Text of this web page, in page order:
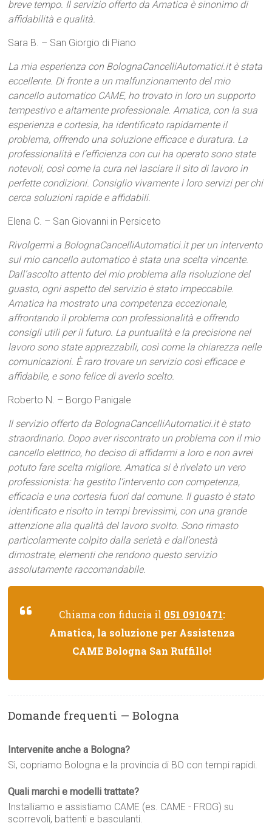
breve tempo. Il servizio offerto da Amatica è sinonimo di
affidabilità e qualità.
Sara B. – San Giorgio di Piano
La mia esperienza con BolognaCancelliAutomatici.it è stata
eccellente. Di fronte a un malfunzionamento del mio
cancello automatico CAME, ho trovato in loro un supporto
tempestivo e altamente professionale. Amatica, con la sua
esperienza e cortesia, ha identificato rapidamente il
problema, offrendo una soluzione efficace e duratura. La
professionalità e l’efficienza con cui ha operato sono state
notevoli, così come la cura nel lasciare il sito di lavoro in
perfette condizioni. Consiglio vivamente i loro servizi per chi
cerca soluzioni rapide e affidabili.
Elena C. – San Giovanni in Persiceto
Rivolgermi a BolognaCancelliAutomatici.it per un intervento
sul mio cancello automatico è stata una scelta vincente.
Dall’ascolto attento del mio problema alla risoluzione del
guasto, ogni aspetto del servizio è stato impeccabile.
Amatica ha mostrato una competenza eccezionale,
affrontando il problema con professionalità e offrendo
consigli utili per il futuro. La puntualità e la precisione nel
lavoro sono state apprezzabili, così come la chiarezza nelle
comunicazioni. È raro trovare un servizio così efficace e
affidabile, e sono felice di averlo scelto.
Roberto N. – Borgo Panigale
Il servizio offerto da BolognaCancelliAutomatici.it è stato
straordinario. Dopo aver riscontrato un problema con il mio
cancello elettrico, ho deciso di affidarmi a loro e non avrei
potuto fare scelta migliore. Amatica si è rivelato un vero
professionista: ha gestito l’intervento con competenza,
efficacia e una cortesia fuori dal comune. Il guasto è stato
identificato e risolto in tempi brevissimi, con una grande
attenzione alla qualità del lavoro svolto. Sono rimasto
particolarmente colpito dalla serietà e dall’onestà
dimostrate, elementi che rendono questo servizio
assolutamente raccomandabile.
Chiama con fiducia il 051 0910471:
Amatica, la soluzione per Assistenza
CAME Bologna San Ruffillo!
Domande frequenti — Bologna
Intervenite anche a Bologna?
Sì, copriamo Bologna e la provincia di BO con tempi rapidi.
Quali marchi e modelli trattate?
Installiamo e assistiamo CAME (es. CAME - FROG) su
scorrevoli, battenti e basculanti.